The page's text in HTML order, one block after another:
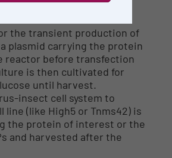
the transient production of
plasmid carrying the protein
reactor before transfection
is then cultivated for
until harvest.
insect cell system to
(like High5 or Tnms42) is
the protein of interest or the
and harvested after the